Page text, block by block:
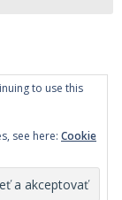
Blogily Theme
to use this
see here: Cookie